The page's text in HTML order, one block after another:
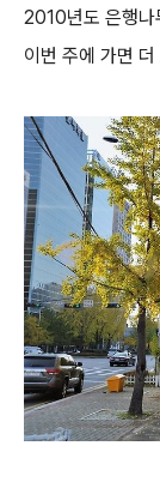
2010년도 은행나
이번 주에 가면